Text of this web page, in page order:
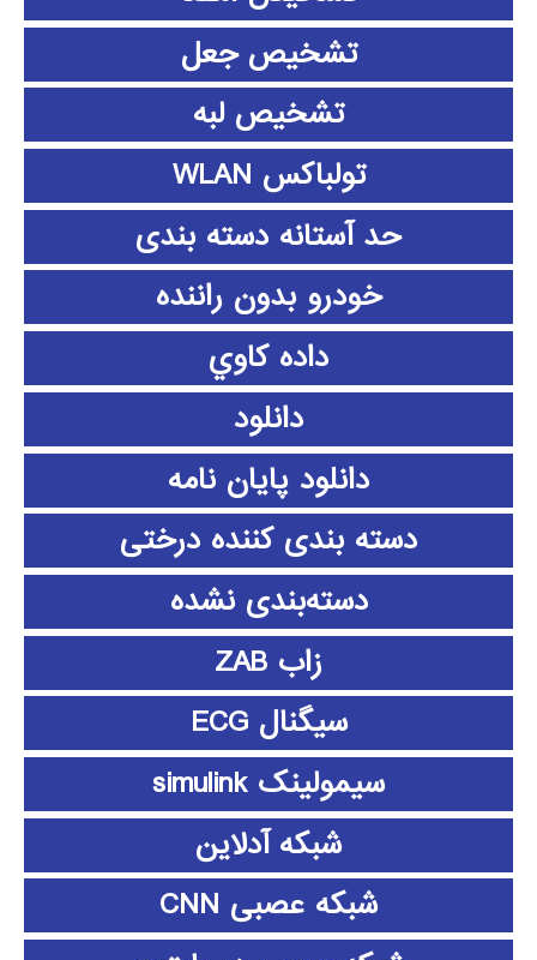
تشخیص جعل
تشخیص لبه
تولباکس WLAN
حد آستانه دسته بندی
خودرو بدون راننده
داده كاوي
دانلود
دانلود پايان نامه
دسته بندی کننده درختی
دسته‌بندی نشده
زاب ZAB
سیگنال ECG
سیمولینک simulink
شبکه آدلاین
شبکه عصبی CNN